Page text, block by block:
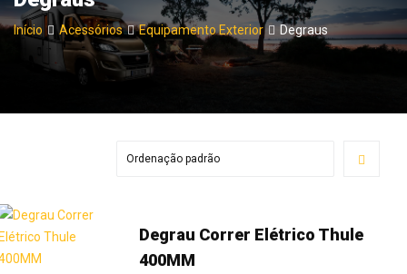
Início Acessórios Equipamento Exterior Degraus
Degrau Correr Elétrico Thule
400MM